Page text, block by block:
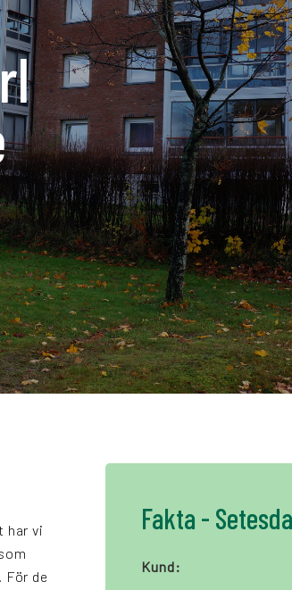
FI DE NL UK CH
har vi
de
Fakta -
Kund: